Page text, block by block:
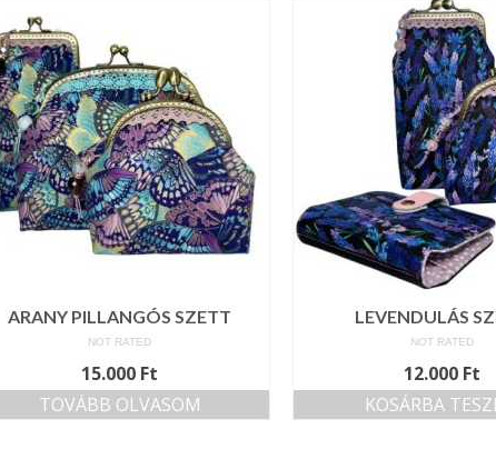
ARANY PILLANGÓS SZETT
NOT RATED
15.000 Ft
TOVÁBB OLVASOM
LEVENDULÁS
NOT RATED
12.000 Ft
KOSÁRBA